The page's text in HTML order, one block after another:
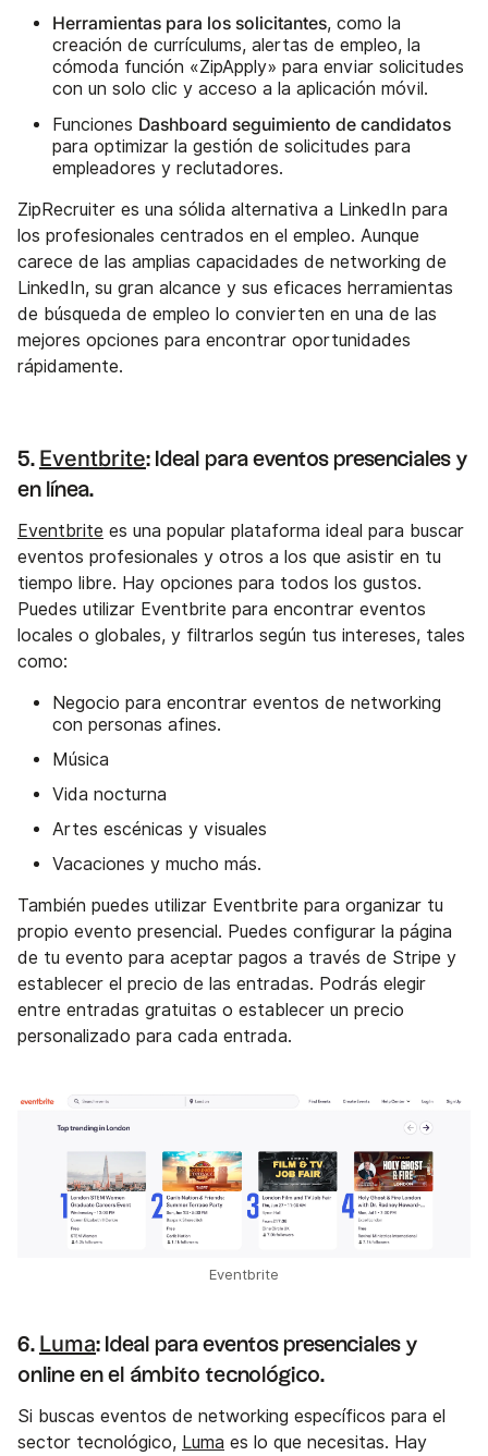
Herramientas para los solicitantes, como la
creación de currículums, alertas de empleo, la
cómoda función «ZipApply» para enviar solicitudes
con un solo clic y acceso a la aplicación móvil.
Funciones Dashboard seguimiento de candidatos
para optimizar la gestión de solicitudes para
empleadores y reclutadores.
ZipRecruiter es una sólida alternativa a LinkedIn para
los profesionales centrados en el empleo. Aunque
carece de las amplias capacidades de networking de
LinkedIn, su gran alcance y sus eficaces herramientas
de búsqueda de empleo lo convierten en una de las
mejores opciones para encontrar oportunidades
rápidamente.
5. Eventbrite: Ideal para eventos presenciales y
en línea.
Eventbrite es una popular plataforma ideal para buscar
eventos profesionales y otros a los que asistir en tu
tiempo libre. Hay opciones para todos los gustos.
Puedes utilizar Eventbrite para encontrar eventos
locales o globales, y filtrarlos según tus intereses, tales
como:
Negocio para encontrar eventos de networking
con personas afines.
Música
Vida nocturna
Artes escénicas y visuales
Vacaciones y mucho más.
También puedes utilizar Eventbrite para organizar tu
propio evento presencial. Puedes configurar la página
de tu evento para aceptar pagos a través de Stripe y
establecer el precio de las entradas. Podrás elegir
entre entradas gratuitas o establecer un precio
personalizado para cada entrada.
Eventbrite
6. Luma: Ideal para eventos presenciales y
online en el ámbito tecnológico.
Si buscas eventos de networking específicos para el
sector tecnológico, Luma es lo que necesitas. Hay